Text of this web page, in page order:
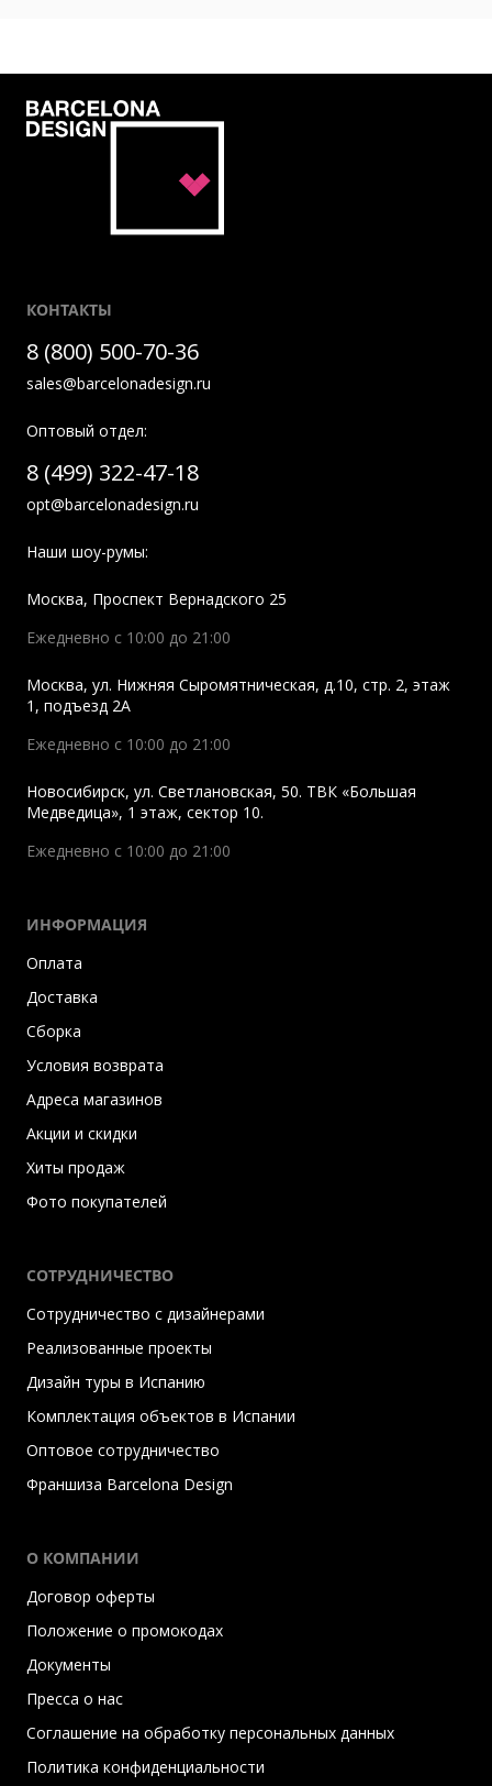
КОНТАКТЫ
8 (800) 500-70-36
sales@barcelonadesign.ru
Оптовый отдел:
8 (499) 322-47-18
opt@barcelonadesign.ru
Наши шоу-румы:
Москва, Проспект Вернадского 25
Ежедневно с 10:00 до 21:00
Москва, ул. Нижняя Сыромятническая, д.10, стр. 2, этаж
1, подъезд 2A
Ежедневно с 10:00 до 21:00
Новосибирск, ул. Светлановская, 50. ТВК «Большая
Медведица», 1 этаж, сектор 10.
Ежедневно с 10:00 до 21:00
ИНФОРМАЦИЯ
Оплата
Доставка
Сборка
Условия возврата
Адреса магазинов
Акции и скидки
Хиты продаж
Фото покупателей
СОТРУДНИЧЕСТВО
Сотрудничество с дизайнерами
Реализованные проекты
Дизайн туры в Испанию
Комплектация объектов в Испании
Оптовое сотрудничество
Франшиза Barcelona Design
О КОМПАНИИ
Договор оферты
Положение о промокодах
Документы
Пресса о нас
Соглашение на обработку персональных данных
Политика конфиденциальности